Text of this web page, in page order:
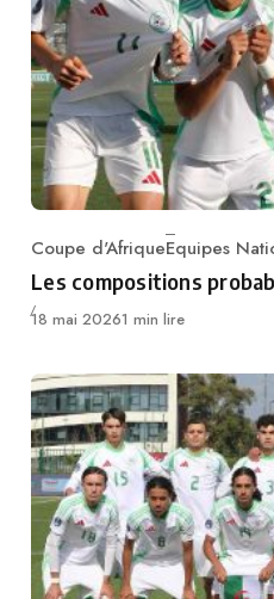
Category
Coupe d'AfriqueEquipes
Les compositions
Publié
18 mai 20261 min lire